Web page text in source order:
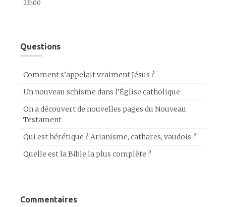
23h00
Questions
Comment s’appelait vraiment Jésus ?
Un nouveau schisme dans l’Église catholique
On a découvert de nouvelles pages du Nouveau
Testament
Qui est hérétique ? Arianisme, cathares, vaudois ?
Quelle est la Bible la plus complète ?
Commentaires